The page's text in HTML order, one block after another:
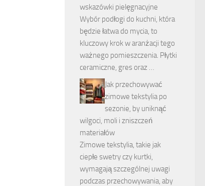
wskazówki pielęgnacyjne
Wybór podłogi do kuchni, która
będzie łatwa do mycia, to
kluczowy krok w aranżacji tego
ważnego pomieszczenia. Płytki
ceramiczne, gres oraz …
Jak przechowywać
zimowe tekstylia po
sezonie, by uniknąć
wilgoci, moli i zniszczeń
materiałów
Zimowe tekstylia, takie jak
ciepłe swetry czy kurtki,
wymagają szczególnej uwagi
podczas przechowywania, aby